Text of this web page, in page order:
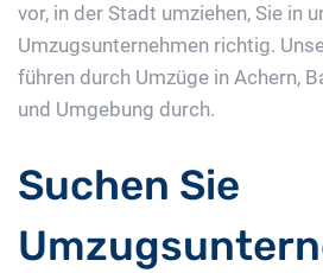
vor, in der Stadt umziehen, Sie in
Umzugsunternehmen richtig.
führen durch Umzüge in Achern,
und Umgebung durch.
Suchen Sie